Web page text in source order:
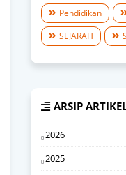
Pendidikan
SEJARAH
ARSIP
2026
2025